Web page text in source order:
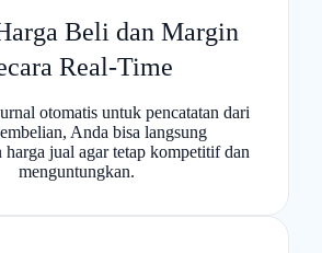
Beli dan Margin
Real-Time
otomatis untuk pencatatan dari
Anda bisa langsung
harga jual agar tetap kompetitif dan
menguntungkan.